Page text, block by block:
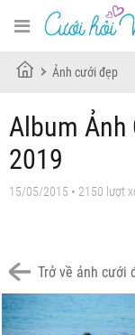
Ảnh cưới đẹp
Album Ảnh
2019
15/05/2015 • 2150 lượt
Trở về ảnh cưới